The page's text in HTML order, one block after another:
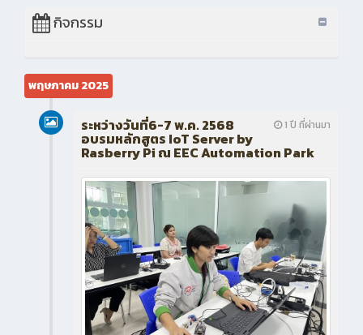
กิจกรรม
พฤษภาคม 2025
1 ปี ที่ผ่านมา
ระหว่างวันที่6-7 พ.ค. 2568
อบรมหลักสูตร IoT Server by
Rasberry Pi ณ EEC Automation Park